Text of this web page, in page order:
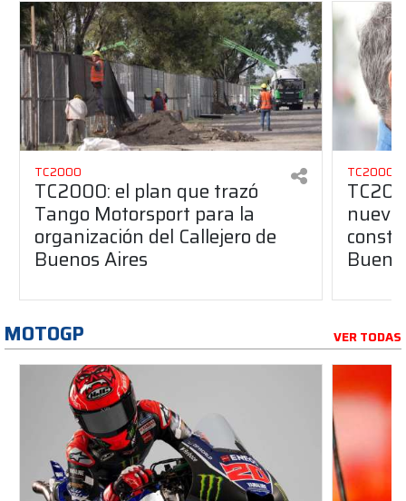
TC2000
TC2000: el plan que trazó
Tango Motorsport para la
organización del Callejero de
Buenos Aires
TC2000
MOTOGP VER TODAS